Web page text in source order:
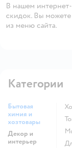
В нашем
скидок. Вы
из меню сайта.
Категории
Бытовая
химия и
хозтовары
Декор и
интерьер